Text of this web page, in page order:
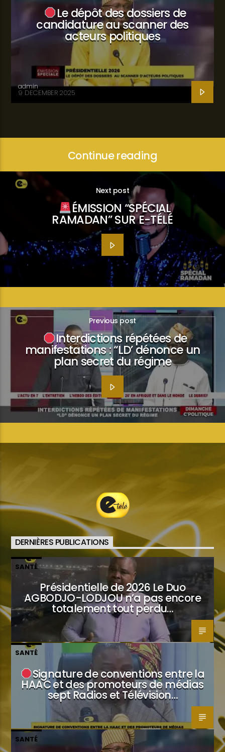
Le dépôt des dossiers de
candidature au scanner des
acteurs politiques
admin
9 DECEMBER 2025
Continue reading
Next post
ÉMISSION “SPÉCIAL
RAMADAN” SUR E-TÉLÉ
Previous post
Interdictions répétées de
manifestations : “LD’ dénonce un
plan secret du régime
DERNIÈRES PUBLICATIONS
SANTÉ
Présidentielle de 2026 Le Duo
AGBODJO-LODJOU n’a pas encore
totalement tout perdu…
SANTÉ
Signature de conventions entre la
HAAC et des promoteurs de médias
sept Radios et Télévision…
SANTÉ